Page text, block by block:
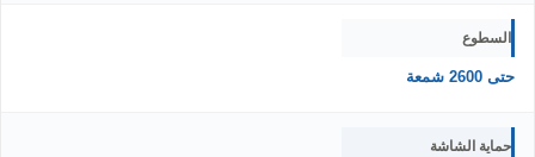
السطوع
حتى 2600 شمعة
حماية الشاشة